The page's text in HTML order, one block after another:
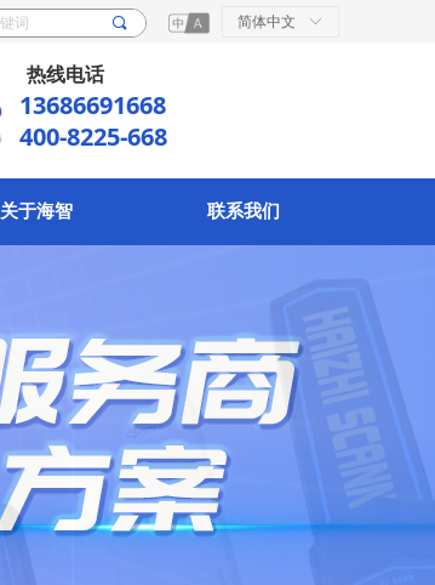
热线电话
13686691668
400-8225-668
关于海智 联系我们
끠 ꀅ
简体中文